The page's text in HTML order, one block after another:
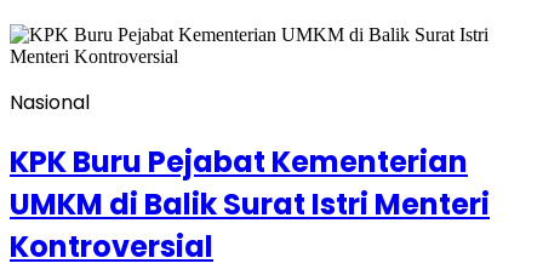
Nasional
KPK Buru Pejabat Kementerian
UMKM di Balik Surat Istri Menteri
Kontroversial